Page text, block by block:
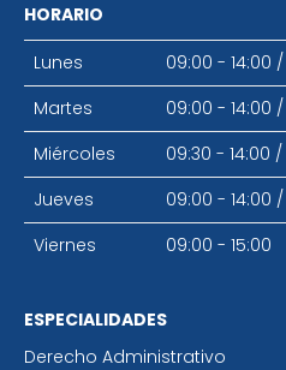
HORARIO
Lunes
09:00 - 14:00 /
Martes
09:00 - 14:00 /
Miércoles
09:30 - 14:00 /
Jueves
09:00 - 14:00 /
Viernes
09:00 - 15:00
ESPECIALIDADES
Derecho Administrativo